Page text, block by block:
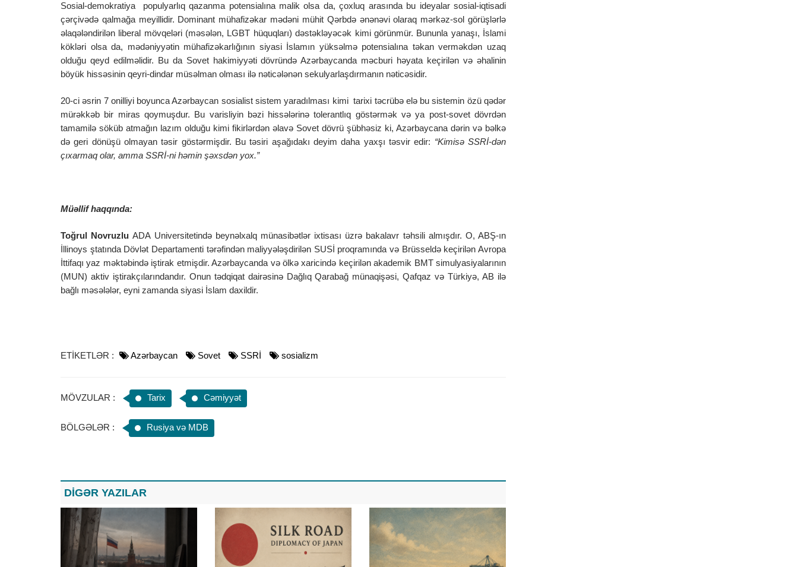
Sosial-demokratiya populyarlıq qazanma potensialına malik olsa da, çoxluq arasında bu ideyalar sosial-iqtisadi
çərçivədə qalmağa meyillidir. Dominant mühafizəkar mədəni mühit Qərbdə ənənəvi olaraq mərkəz-sol görüşlərlə
əlaqələndirilən liberal mövqeləri (məsələn, LGBT hüquqları) dəstəkləyəcək kimi görünmür. Bununla yanaşı, İslami
kökləri olsa da, mədəniyyətin mühafizəkarlığının siyasi İslamın yüksəlmə potensialına təkan verməkdən uzaq
olduğu qeyd edilməlidir. Bu da Sovet hakimiyyəti dövründə Azərbaycanda məcburi həyata keçirilən və əhalinin
böyük hissəsinin qeyri-dindar müsəlman olması ilə nəticələnən sekulyarlaşdırmanın nəticəsidir.
20-ci əsrin 7 onilliyi boyunca Azərbaycan sosialist sistem yaradılması kimi tarixi təcrübə elə bu sistemin özü qədər
mürəkkəb bir miras qoymuşdur. Bu varisliyin bəzi hissələrinə tolerantlıq göstərmək və ya post-sovet dövrdən
tamamilə söküb atmağın lazım olduğu kimi fikirlərdən əlavə Sovet dövrü şübhəsiz ki, Azərbaycana dərin və bəlkə
də geri dönüşü olmayan təsir göstərmişdir. Bu təsiri aşağıdakı deyim daha yaxşı təsvir edir: “Kimisə SSRİ-dən
çıxarmaq olar, amma SSRİ-ni həmin şəxsdən yox.”
Müəllif haqqında:
Toğrul NovruzluADA Universitetində beynəlxalq münasibətlər ixtisası üzrə bakalavr təhsili almışdır. O, ABŞ-ın
İllinoys ştatında Dövlət Departamenti tərəfindən maliyyələşdirilən SUSİ proqramında və Brüsseldə keçirilən Avropa
İttifaqı yaz məktəbində iştirak etmişdir. Azərbaycanda və ölkə xaricində keçirilən akademik BMT simulyasiyalarının
(MUN) aktiv iştirakçılarındandır. Onun tədqiqat dairəsinə Dağlıq Qarabağ münaqişəsi, Qafqaz və Türkiyə, AB ilə
bağlı məsələlər, eyni zamanda siyasi İslam daxildir.
ETİKETLƏR : Azərbaycan Sovet SSRİ sosializm
MÖVZULAR : Tarix Cəmiyyət
BÖLGƏLƏR : Rusiya və MDB
DİGƏR YAZILAR